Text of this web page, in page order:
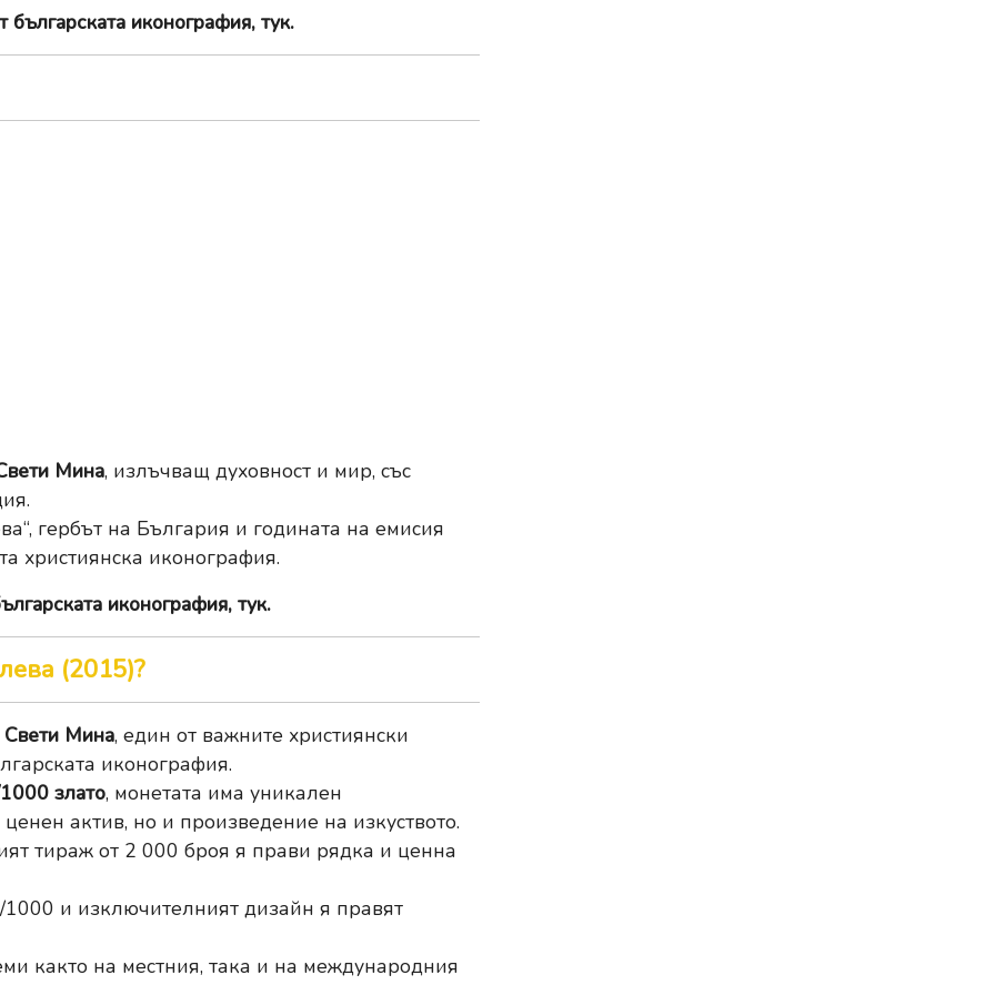
иконография, тук.
Мина, излъчващ духовност и мир, със
гербът на България и годината на емисия
християнска иконография.
иконография, тук.
(2015)?
Свети Мина, един от важните християнски
иконография.
злато, монетата има уникален
актив, но и произведение на изкуството.
тираж от 2 000 броя я прави рядка и ценна
и изключителният дизайн я правят
както на местния, така и на международния